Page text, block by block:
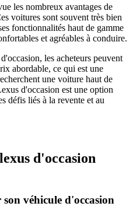
les nombreux avantages de
voitures sont souvent très bien
fonctionnalités haut de gamme
et agréables à conduire.
les acheteurs peuvent
abordable, ce qui est une
une voiture haut de
d'occasion est une option
défis liés à la revente et au
d'occasion
véhicule d'occasion